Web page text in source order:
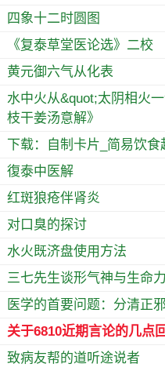
四象十二时圆图
《复泰草堂医论选》二校
黄元御六气从化表
水中火从&quot;太阴相火
枝干姜汤意解》
下载：自制卡片_简易饮食
復泰中医解
红斑狼疮伴肾炎
对口臭的探讨
水火既济盘使用方法
三七先生谈形气神与生命力
医学的首要问题：分清正邪
关于6810近期言论的几点
致病友帮的道听途说者